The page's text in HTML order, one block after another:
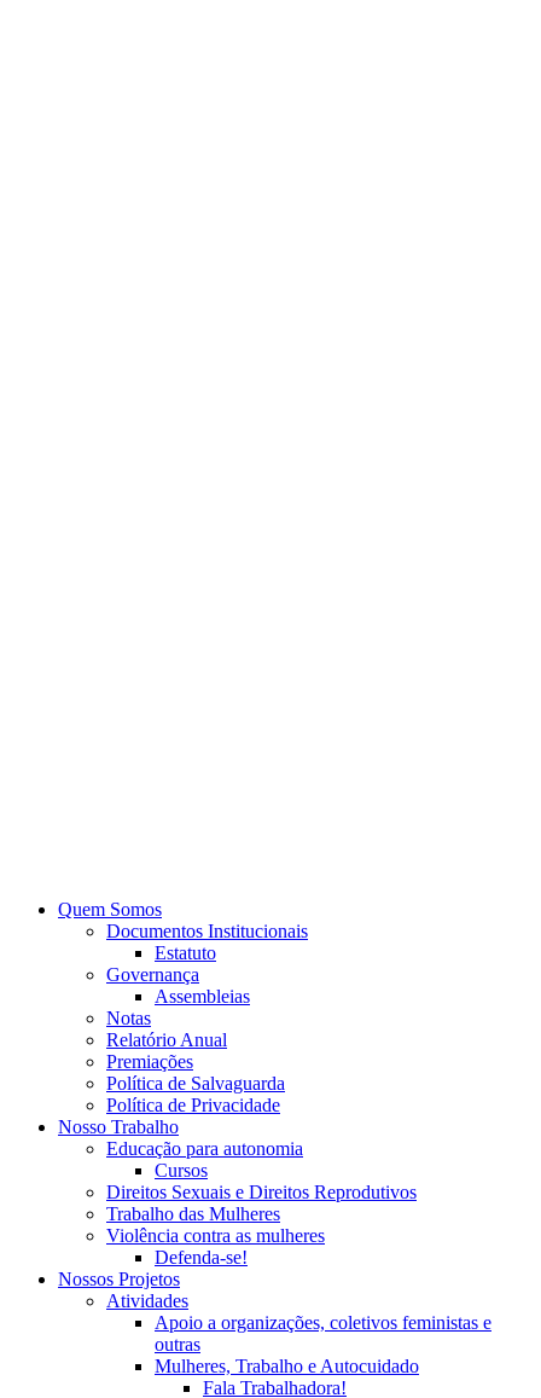
Quem Somos
Documentos Institucionais
Estatuto
Governança
Assembleias
Notas
Relatório Anual
Premiações
Política de Salvaguarda
Política de Privacidade
Nosso Trabalho
Educação para autonomia
Cursos
Direitos Sexuais e Direitos Reprodutivos
Trabalho das Mulheres
Violência contra as mulheres
Defenda-se!
Nossos Projetos
Atividades
Apoio a organizações, coletivos feministas e
outras
Mulheres, Trabalho e Autocuidado
Fala Trabalhadora!